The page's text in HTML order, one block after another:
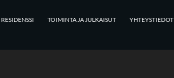
RESIDENSSI TOIMINTA JA JULKAISUT YHTEYSTIEDOT